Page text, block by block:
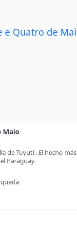
Maio
de Tuyutí . El hecho más
Paraguay.